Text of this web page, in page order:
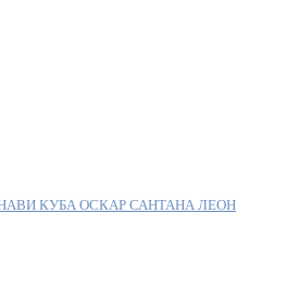
КУБА ОСКАР САНТАНА ЛЕОН